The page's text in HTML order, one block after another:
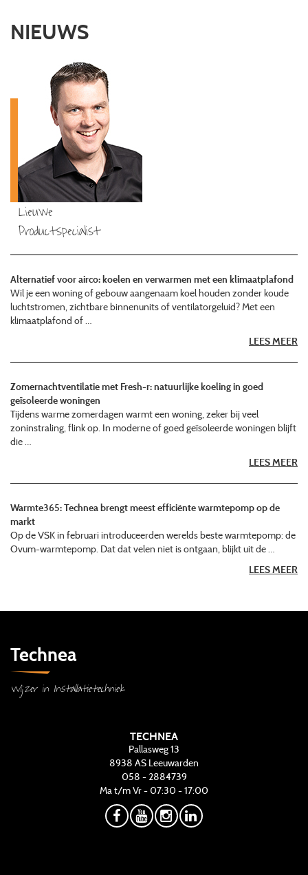
NIEUWS
Lieuwe
Productspecialist
Alternatief voor airco: koelen en verwarmen met een klimaatplafond
Wil je een woning of gebouw aangenaam koel houden zonder koude
luchtstromen, zichtbare binnenunits of ventilatorgeluid? Met een
klimaatplafond of …
LEES MEER
Zomernachtventilatie met Fresh-r: natuurlijke koeling in goed
geïsoleerde woningen
Tijdens warme zomerdagen warmt een woning, zeker bij veel
zoninstraling, flink op. In moderne of goed geïsoleerde woningen blijft
die …
LEES MEER
Warmte365: Technea brengt meest efficiënte warmtepomp op de
markt
Op de VSK in februari introduceerden werelds beste warmtepomp: de
Ovum-warmtepomp. Dat dat velen niet is ontgaan, blijkt uit de …
LEES MEER
Technea
Wijzer in Installatietechniek
TECHNEA
Pallasweg 13
8938 AS Leeuwarden
058 - 2884739
Ma t/m Vr - 07:30 - 17:00